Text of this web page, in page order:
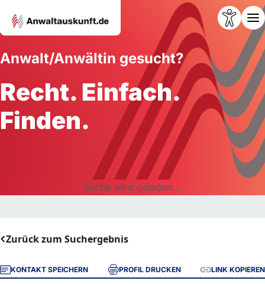
Anwalt/Anwältin gesucht?
Recht. Einfach.
Finden.
Suche wird geladen...
Zurück zum Suchergebnis
KONTAKT SPEICHERN PROFIL DRUCKEN LINK KOPIEREN